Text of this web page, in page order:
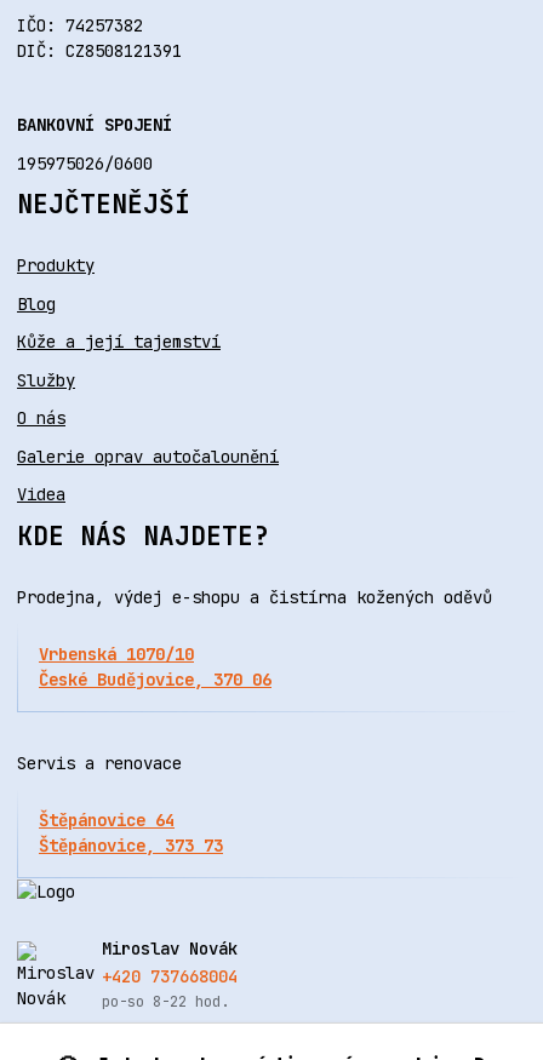
IČO: 74257382
DIČ: CZ8508121391
BANKOVNÍ SPOJENÍ
195975026/0600
NEJČTENĚJŠÍ
Produkty
Blog
Kůže a její tajemství
Služby
O nás
Galerie oprav autočalounění
Videa
KDE NÁS NAJDETE?
Prodejna, výdej e-shopu a čistírna kožených oděvů
Vrbenská 1070/10
České Budějovice, 370 06
Servis a renovace
Štěpánovice 64
Štěpánovice, 373 73
Miroslav Novák
+420 737668004
po-so 8-22 hod.